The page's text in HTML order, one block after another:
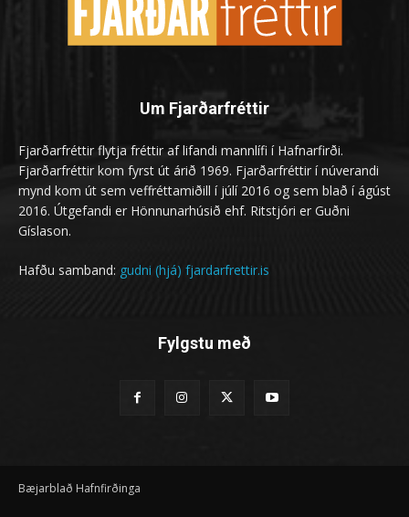
Um Fjarðarfréttir
Fjarðarfréttir flytja fréttir af lifandi mannlífi í Hafnarfirði.
Fjarðarfréttir kom fyrst út árið 1969. Fjarðarfréttir í núverandi
mynd kom út sem veffréttamiðill í júlí 2016 og sem blað í ágúst
2016. Útgefandi er Hönnunarhúsið ehf. Ritstjóri er Guðni
Gíslason.
Hafðu samband: gudni (hjá) fjardarfrettir.is
Fylgstu með
Bæjarblað Hafnfirðinga